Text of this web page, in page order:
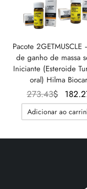
Pacote
de ganho de massa
Iniciante (Esteroide
oral) Hilma
273.43$ O
era:
Adicionar ao